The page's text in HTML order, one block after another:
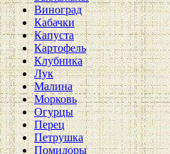
Виноград
Кабачки
Капуста
Картофель
Клубника
Лук
Малина
Морковь
Огурцы
Перец
Петрушка
Помидоры